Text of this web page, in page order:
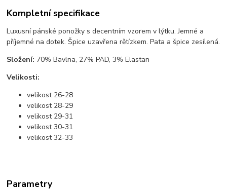
Kompletní specifikace
Luxusní pánské ponožky s decentním vzorem v lýtku. Jemné a
příjemné na dotek. Špice uzavřena rětízkem. Pata a špice zesílená.
Složení: 70% Bavlna, 27% PAD, 3% Elastan
Velikosti:
velikost 26-28
velikost 28-29
velikost 29-31
velikost 30-31
velikost 32-33
Parametry